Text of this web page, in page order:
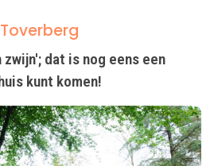
dat is nog eens een
kunt komen!